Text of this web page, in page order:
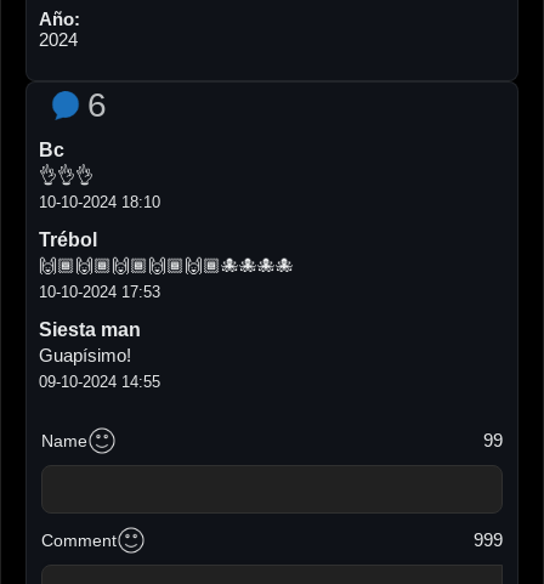
Año:
2024
6
Bc
👌👌👌
10-10-2024 18:10
Trébol
🙌🏾🙌🏾🙌🏾🙌🏾🙌🏾🐙🐙🐙🐙
10-10-2024 17:53
Siesta man
Guapísimo!
09-10-2024 14:55
Name 99
Comment 999